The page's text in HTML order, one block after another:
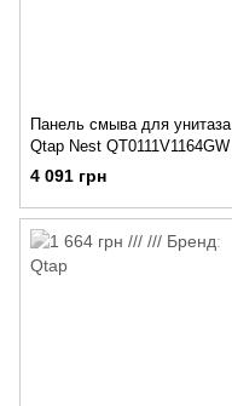
Панель смыва для унитаза
Qtap Nest QT0111V1164GW
4 091 грн